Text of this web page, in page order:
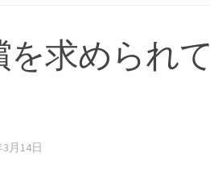
を求められて
3月14日